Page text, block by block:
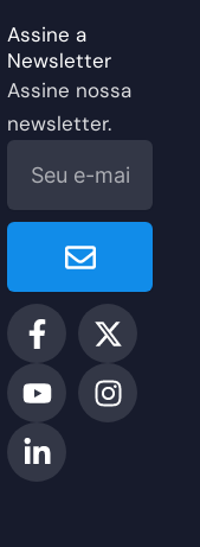
Assine a
Newsletter
Assine nossa
newsletter.
E-
mail
Enviar
F
a
c
e
b
o
o
X
-
t
w
i
Y
o
u
T
u
b
e
I
n
s
t
a
L
i
n
k
e
d
i